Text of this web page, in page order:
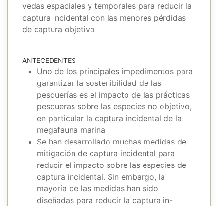
vedas espaciales y temporales para reducir la
captura incidental con las menores pérdidas
de captura objetivo
ANTECEDENTES
Uno de los principales impedimentos para
garantizar la sostenibilidad de las
pesquerías es el impacto de las prácticas
pesqueras sobre las especies no objetivo,
en particular la captura incidental de la
megafauna marina
Se han desarrollado muchas medidas de
mitigación de captura incidental para
reducir el impacto sobre las especies de
captura incidental. Sin embargo, la
mayoría de las medidas han sido
diseñadas para reducir la captura in-